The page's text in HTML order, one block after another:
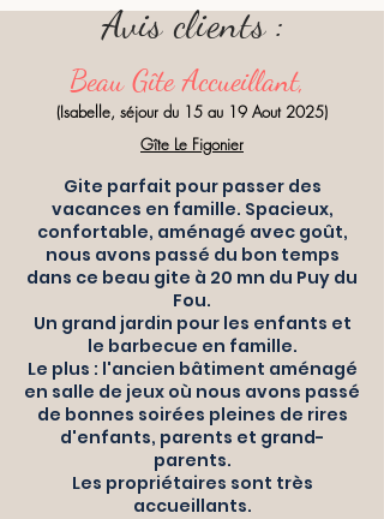
Beau Gîte Accueillant,
(Isabelle, séjour du 15 au 19 Aout 2025)
Gîte Le Figonier
Gite parfait pour passer des
vacances en famille. Spacieux,
confortable, aménagé avec goût,
nous avons passé du bon temps
dans ce beau gite à 20 mn du Puy du
Fou.
Un grand jardin pour les enfants et
le barbecue en famille.
Le plus : l'ancien bâtiment aménagé
en salle de jeux où nous avons passé
de bonnes soirées pleines de rires
d'enfants, parents et grand-
parents.
Les propriétaires sont très
accueillants.
Avis clients :